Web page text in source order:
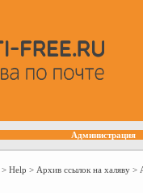
Администрация
> Help > Архив ссылок на халяву >